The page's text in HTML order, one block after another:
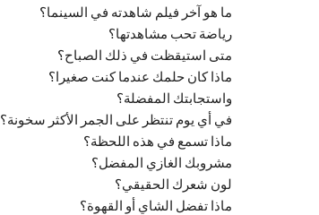
ما هو آخر فيلم شاهدته في السينما؟
رياضة تحب مشاهدتها؟
متى استيقظت في ذلك الصباح؟
ماذا كان حلمك عندما كنت صغيرا؟
واستجابتك المفضلة؟
في أي يوم تنتظر على الجمر الأكثر سخونة؟
ماذا تسمع في هذه اللحظة؟
مشروبك الغازي المفضل؟
لون شعرك الحقيقي؟
ماذا تفضل الشاي أو القهوة؟